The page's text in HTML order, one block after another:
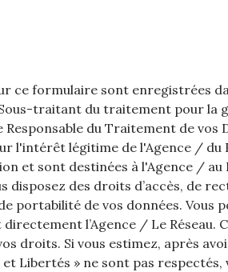
ce formulaire sont enregistrées
traitant du traitement pour la
du Traitement de vos
l'intérêt légitime de l'Agence / du
et sont destinées à l'Agence / au
disposez des droits d’accès, de
portabilité de vos données.
l’Agence / Le Réseau.
droits. Si vous estimez, après
Libertés » ne sont pas respectés,